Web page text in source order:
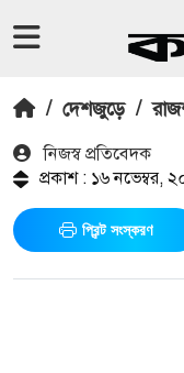
/ দেশজুড়ে /
নিজস্ব প্রতিবেদক
প্রকাশ : ১৬ নভেম্বর,
প্রিন্ট সংস্করণ